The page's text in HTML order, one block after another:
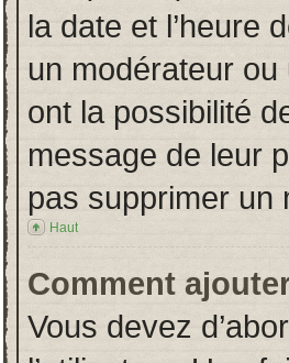
la date et l’heure
un modérateur
ont la possibilité
message de leur
pas supprimer un
Haut
Comment
Vous devez